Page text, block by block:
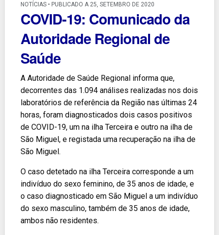
NOTÍCIAS • PUBLICADO A 25, SETEMBRO DE 2020
COVID-19: Comunicado da
Autoridade Regional de
Saúde
A Autoridade de Saúde Regional informa que,
decorrentes das 1.094 análises realizadas nos dois
laboratórios de referência da Região nas últimas 24
horas, foram diagnosticados dois casos positivos
de COVID-19, um na ilha Terceira e outro na ilha de
São Miguel, e registada uma recuperação na ilha de
São Miguel.
O caso detetado na ilha Terceira corresponde a um
indivíduo do sexo feminino, de 35 anos de idade, e
o caso diagnosticado em São Miguel a um indivíduo
do sexo masculino, também de 35 anos de idade,
ambos não residentes.